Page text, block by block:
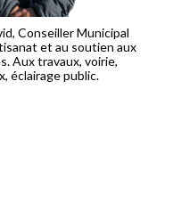
Conseiller Municipal
et au soutien aux
Aux travaux, voirie,
éclairage public.